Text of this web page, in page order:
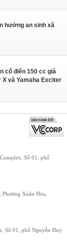
hưởng an sinh xã
cổ điển 150 cc giá
X và Yamaha Exciter
Số 01, phố
Xuân Hòa,
Số 01, phố Nguyễn Huy